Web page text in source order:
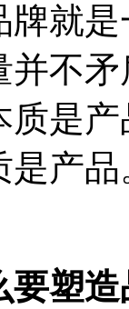
牌就
并不
质是
是产品
要塑